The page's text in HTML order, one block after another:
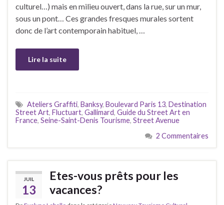
culturel…) mais en milieu ouvert, dans la rue, sur un mur,
sous un pont… Ces grandes fresques murales sortent
donc de l’art contemporain habituel, …
Lire la suite
Ateliers Graffiti, Banksy, Boulevard Paris 13, Destination
Street Art, Fluctuart, Gallimard, Guide du Street Art en
France, Seine-Saint-Denis Tourisme, Street Avenue
2 Commentaires
JUIL
13
Etes-vous prêts pour les
vacances?